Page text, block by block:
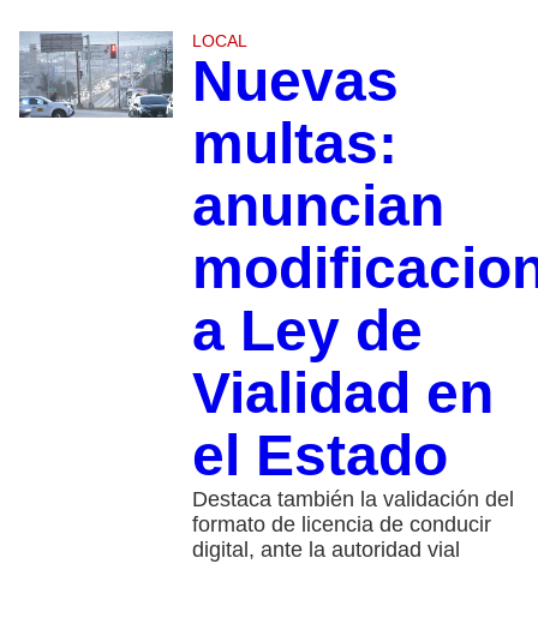
LOCAL
Nuevas
multas:
anuncian
a Ley de
Vialidad en
el Estado
Destaca también la validación del
formato de licencia de conducir
digital, ante la autoridad vial